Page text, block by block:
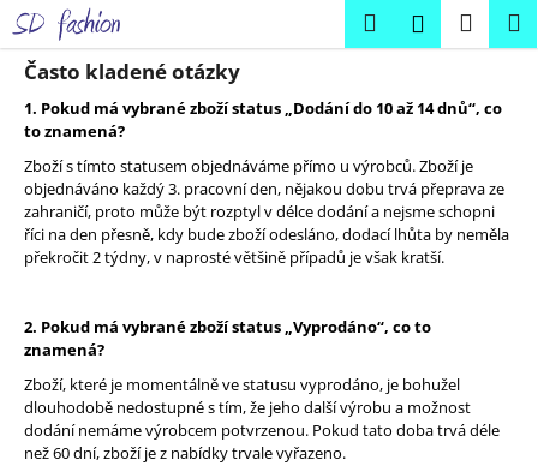
Přejít
na
obsah
HledatPřihlášení
Často kladené otázky
1. Pokud má vybrané zboží status „Dodání do 10 až 14 dnů“, co
to znamená?
Zboží s tímto statusem objednáváme přímo u výrobců. Zboží je
objednáváno každý 3. pracovní den, nějakou dobu trvá přeprava ze
zahraničí, proto může být rozptyl v délce dodání a nejsme schopni
říci na den přesně, kdy bude zboží odesláno, dodací lhůta by neměla
překročit 2 týdny, v naprosté většině případů je však kratší.
2. Pokud má vybrané zboží status „Vyprodáno“, co to
znamená?
Zboží, které je momentálně ve statusu vyprodáno, je bohužel
dlouhodobě nedostupné s tím, že jeho další výrobu a možnost
dodání nemáme výrobcem potvrzenou. Pokud tato doba trvá déle
než 60 dní, zboží je z nabídky trvale vyřazeno.
K
o Zpět
Zpět
C
o
p
o
t
e
b
u
j
e